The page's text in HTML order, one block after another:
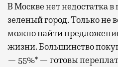
В Москве нет недостатка
зеленый город. Только не
можно найти
жизни. Большинство
— 55%* — готовы